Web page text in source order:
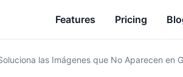
Features Pricing
las Imágenes que No Aparecen en